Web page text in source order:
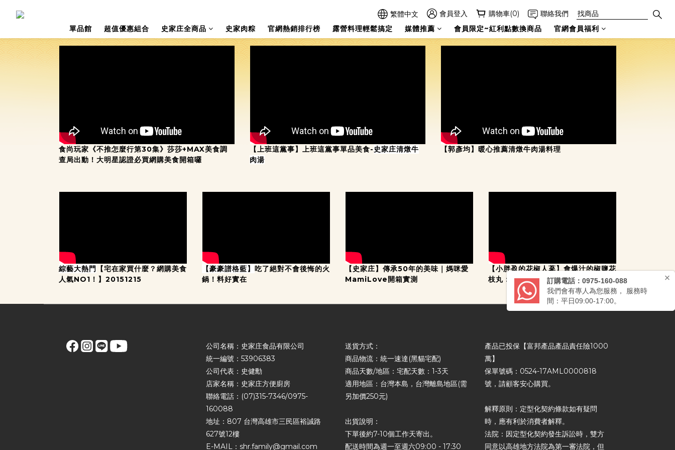
繁體中文 會員登入 購物車(0)
聯絡我們
單品館
超值優惠組合 史家庄全商品 史家肉粽 官網熱銷排行榜 露營料理輕鬆搞定 媒體推薦 會員限定~紅利點數換商品 官網會員福利
食尚玩家《不推怎麼行第30集》莎莎+MAX美食調
查局出動！大明星認證必買網購美食開箱囉
【上班這黨事】上班這黨事單品美食- 史家庄清燉牛
肉湯
【郭彥均】暖心推薦清燉牛肉湯料理
綜藝大熱門
【宅在家買什麼？網購美食
人氣NO1！】20151215
【豪豪譜格藍】 吃了絕對不會後悔的火
鍋！料好實在
【史家庄】傳承50年的美味｜媽咪愛
MamiLove開箱實測
【小胖盈的花椒人蔘】會爆汁的椒鹽花
枝丸：史家庄特級花枝丸
公司名稱：史家庄食品有限公司
統一編號：53906383
公司代表：史健勳
店家名稱：史家庄方便廚房
聯絡電話：(07)315-7346/0975-
160088
地址：807 台灣高雄市三民區裕誠路
627號12樓
E-MAIL：shr.family@gmail.com
送貨方式：
商品物流：統一速達(黑貓宅配)
商品天數/地區：宅配天數：1-3天
適用地區：台灣本島，台灣離島地區(需
另加價250元)
出貨說明：
下單後約7-10個工作天寄出。
配送時間為週一至週六09:00 - 17:30
產品已投保【富邦產品產品責任險1000
萬】
保單號碼：0524-17AML0000818
號，請顧客安心購買。
解釋原則：定型化契約條款如有疑問
時，應有利於消費者解釋。
法院：因定型化契約發生訴訟時，雙方
同意以高雄地方法院為第一審法院，但